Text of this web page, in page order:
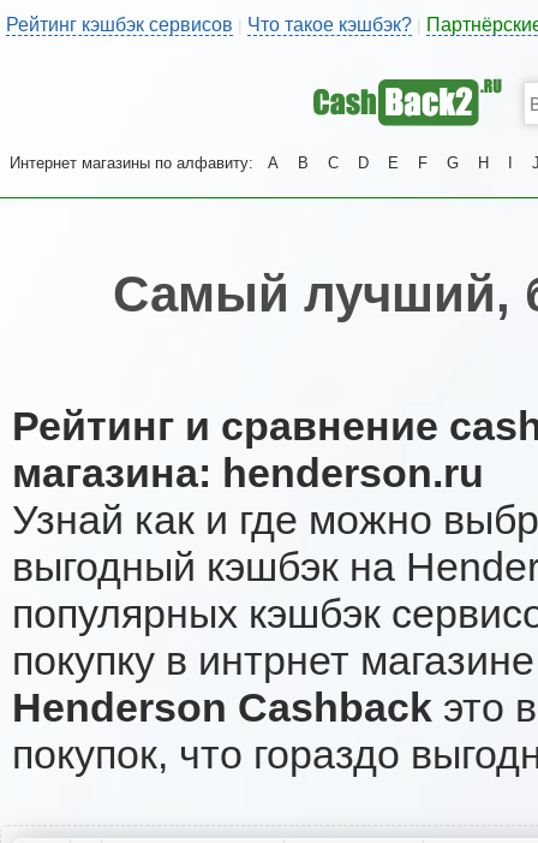
Рейтинг кэшбэк сервисов | Что такое кэшбэк?
Интернет магазины по алфавиту: A B C D E F G H
Самый лучший,
Рейтинг и сравнение
магазина: henderson.ru
Узнай как и где можно
выгодный кэшбэк на
популярных кэшбэк
покупку в интрнет
Henderson Cashback это
покупок, что гораздо